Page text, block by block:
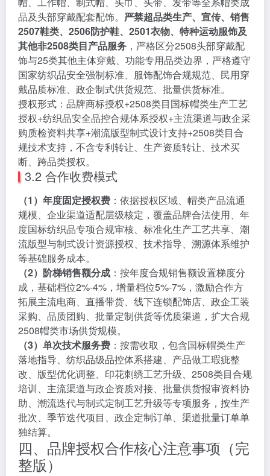
品及头部穿戴配套配饰。 严禁超品类生产、宣传、销售
2507鞋类、2506防护鞋、2501衣物、特种运动服饰及
其他非2508类目产品服务 ，严格区分2508头部穿戴配
饰与25类其他主体穿戴、功能专用品类边界，严格遵守
国家纺织品安全强制标准、服饰配饰合规规范、民用穿
戴品质标准、政企制式供货规范、批量供货标准。
授权形式：品牌商标授权+2508类目国标帽类生产工艺
授权+纺织品安全品控合规体系授权+主流渠道与政企采
购质检资料共享+潮流版型制式设计支持+2508类目合
规技术支持，不含专利转让、生产资质转让、技术买
断、跨品类授权。
3.2 合作收费模式
（1）年度固定授权费 ：依据授权区域、帽类产品流通
规模、企业渠道适配层级核定，覆盖品牌合法使用、年
度国标纺织品专项合规审核、标准化生产工艺共享、潮
流版型与制式设计资源授权、技术指导、溯源体系维护
等基础服务成本。
（2）阶梯销售额分成 ：按年度合规销售额设置梯度分
成，基础档位2%-4%，增量档位5%-7%，激励合作方
拓展主流电商、直播带货、线下连锁配饰店、政企工装
采购、品质团购、批量定制供货等优质渠道，扩大合规
2508帽类市场供货规模。
（3）单次技术服务费 ：按需收取，包含国标帽类生产
落地指导、纺织品级品控体系搭建、产品做工瑕疵整
改、版型优化调整、印花刺绣工艺升级、2508类目合规
培训、主流渠道与政企资质对接、批量供货报审资料协
助、潮流迭代与制式定制工艺升级等专项服务，按生产
批次、季节迭代项目、政企定制订单、渠道批量订单单
独结算。
四、品牌授权合作核心注意事项（完
整版）